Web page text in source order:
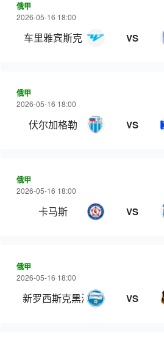
俄甲
2026-05-16 18:00
车里雅宾斯克 VS
俄甲
2026-05-16 18:00
伏尔加格勒 VS
俄甲
2026-05-16 18:00
卡马斯 VS
俄甲
2026-05-16 18:00
新罗西斯克黑海人 VS